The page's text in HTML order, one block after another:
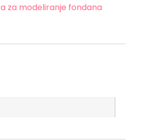
za modeliranje fondana